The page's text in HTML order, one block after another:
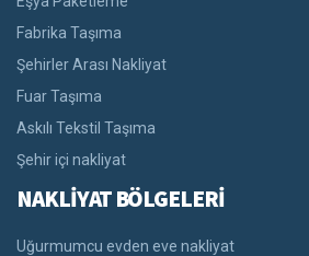
Fabrika Taşıma
Şehirler Arası Nakliyat
Fuar Taşıma
Askılı Tekstil Taşıma
Şehir içi nakliyat
NAKLİYAT BÖLGELERİ
Uğurmumcu evden eve nakliyat